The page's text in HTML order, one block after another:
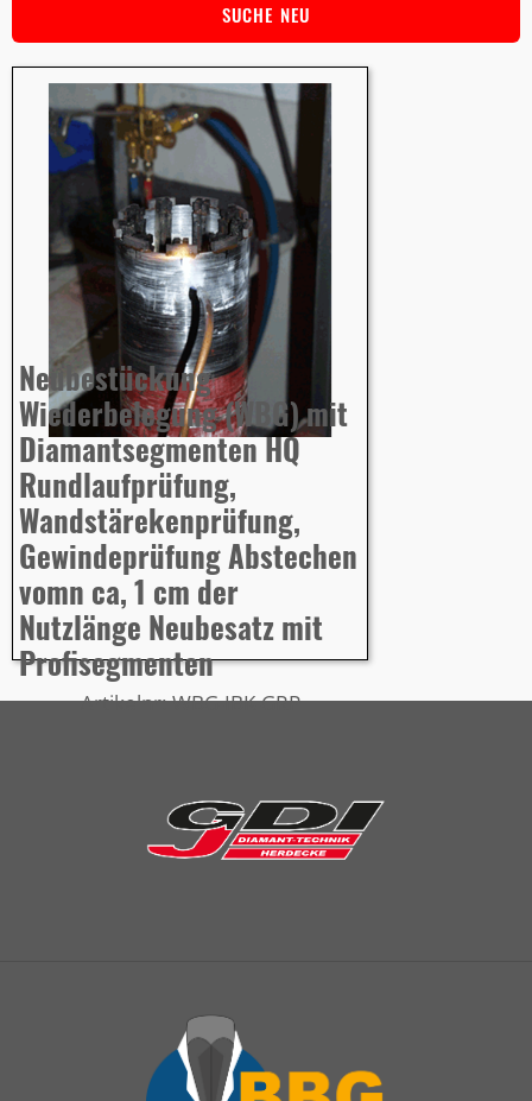
SUCHE NEU
Neubestückung
Wiederbelegung (WBG) mit
Diamantsegmenten HQ
Rundlaufprüfung,
Wandstärekenprüfung,
Gewindeprüfung Abstechen
vomn ca, 1 cm der
Nutzlänge Neubesatz mit
Profisegmenten
Artikelnr: WBG-IBK-GRP